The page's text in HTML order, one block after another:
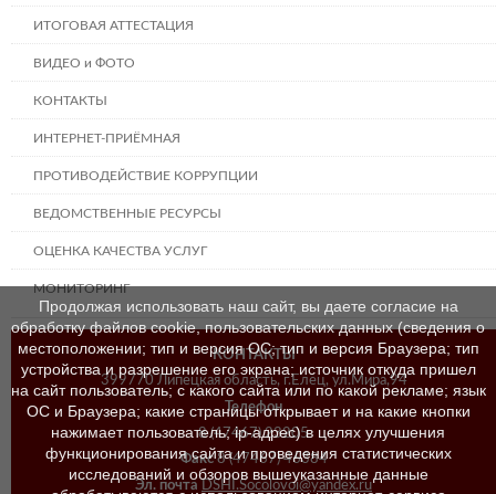
ИТОГОВАЯ АТТЕСТАЦИЯ
ВИДЕО и ФОТО
КОНТАКТЫ
ИНТЕРНЕТ-ПРИЁМНАЯ
ПРОТИВОДЕЙСТВИЕ КОРРУПЦИИ
ВЕДОМСТВЕННЫЕ РЕСУРСЫ
ОЦЕНКА КАЧЕСТВА УСЛУГ
МОНИТОРИНГ
КОНТАКТЫ
399770 Липецкая область, г.Елец, ул.Мира,94
Телефон
8 (47467) 23205
Факс8 (47467) 46384
Эл. почта DSHI.Socolovoi@yandex.ru
Продолжая использовать наш сайт, вы даете согласие на
обработку файлов cookie, пользовательских данных (сведения о
местоположении; тип и версия ОС; тип и версия Браузера; тип
устройства и разрешение его экрана; источник откуда пришел
на сайт пользователь; с какого сайта или по какой рекламе; язык
ОС и Браузера; какие страницы открывает и на какие кнопки
нажимает пользователь; ip-адрес) в целях улучшения
функционирования сайта и проведения статистических
исследований и обзоров вышеуказанные данные